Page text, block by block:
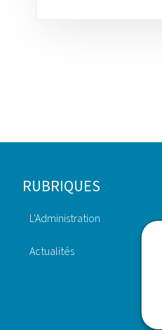
Pied
de
RUBRIQUES
L'Administration
Actualités